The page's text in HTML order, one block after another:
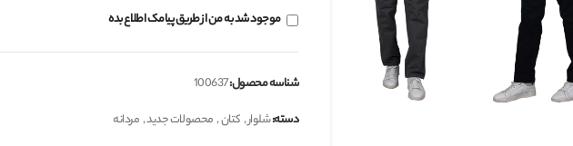
موجود شد به من از طریق پیامک اطلاع بده
شناسه محصول:100637
دسته:شلوار,کتان,محصولات جدید,مردانه